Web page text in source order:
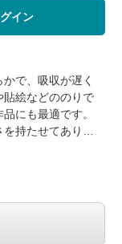
イン
で、吸収が遅く
貼絵などののりで
にも最適です。
持たせてありま
ｍｍ内容：10